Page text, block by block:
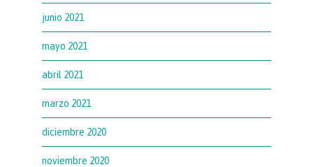
junio 2021
mayo 2021
abril 2021
marzo 2021
diciembre 2020
noviembre 2020